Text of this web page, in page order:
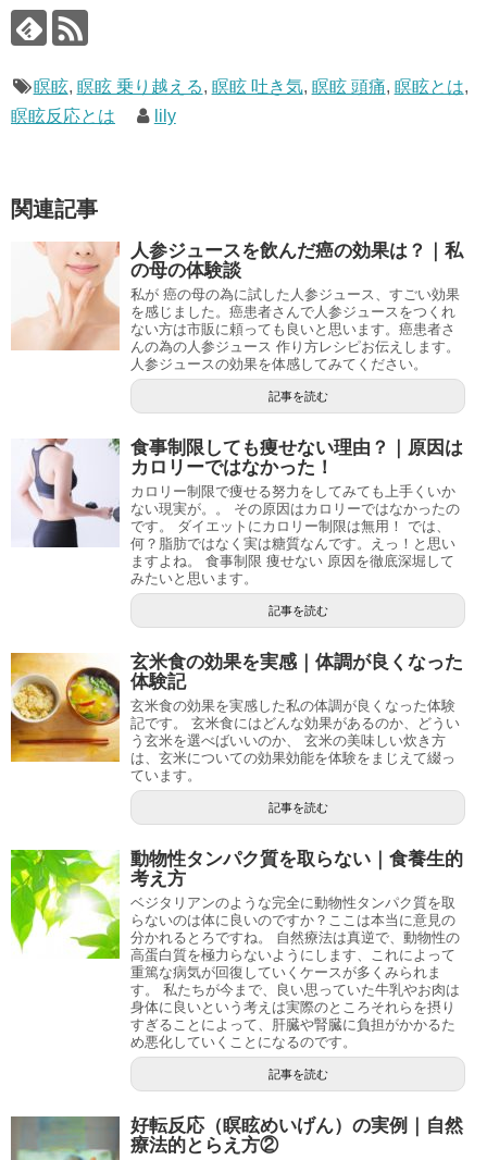
瞑眩, 瞑眩 乗り越える, 瞑眩 吐き気, 瞑眩 頭痛, 瞑眩とは,
瞑眩反応とは
lily
関連記事
人参ジュースを飲んだ癌の効果は？｜私
の母の体験談
私が 癌の母の為に試した人参ジュース、すごい効果
を感じました。癌患者さんで人参ジュースをつくれ
ない方は市販に頼っても良いと思います。癌患者さ
んの為の人参ジュース 作り方レシピお伝えします。
人参ジュースの効果を体感してみてください。
記事を読む
食事制限しても痩せない理由？｜原因は
カロリーではなかった！
カロリー制限で痩せる努力をしてみても上手くいか
ない現実が。。 その原因はカロリーではなかったの
です。 ダイエットにカロリー制限は無用！ では、
何？脂肪ではなく実は糖質なんです。えっ！と思い
ますよね。 食事制限 痩せない 原因を徹底深堀して
みたいと思います。
記事を読む
玄米食の効果を実感｜体調が良くなった
体験記
玄米食の効果を実感した私の体調が良くなった体験
記です。 玄米食にはどんな効果があるのか、どうい
う玄米を選べばいいのか、 玄米の美味しい炊き方
は、玄米についての効果効能を体験をまじえて綴っ
ています。
記事を読む
動物性タンパク質を取らない｜食養生的
考え方
ベジタリアンのような完全に動物性タンパク質を取
らないのは体に良いのですか？ここは本当に意見の
分かれるとろですね。 自然療法は真逆で、動物性の
高蛋白質を極力らないようにします、これによって
重篤な病気が回復していくケースが多くみられま
す。 私たちが今まで、良い思っていた牛乳やお肉は
身体に良いという考えは実際のところそれらを摂り
すぎることによって、肝臓や腎臓に負担がかかるた
め悪化していくことになるのです。
記事を読む
好転反応（瞑眩めいげん）の実例｜自然
療法的とらえ方②